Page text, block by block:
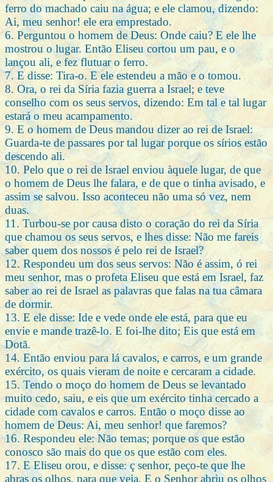
ferro do machado caiu na água; e ele clamou, dizendo:
Ai, meu senhor! ele era emprestado.
6. Perguntou o homem de Deus: Onde caiu? E ele lhe
mostrou o lugar. Então Eliseu cortou um pau, e o
lançou ali, e fez flutuar o ferro.
7. E disse: Tira-o. E ele estendeu a mão e o tomou.
8. Ora, o rei da Síria fazia guerra a Israel; e teve
conselho com os seus servos, dizendo: Em tal e tal lugar
estará o meu acampamento.
9. E o homem de Deus mandou dizer ao rei de Israel:
Guarda-te de passares por tal lugar porque os sírios estão
descendo ali.
10. Pelo que o rei de Israel enviou àquele lugar, de que
o homem de Deus lhe falara, e de que o tinha avisado, e
assim se salvou. Isso aconteceu não uma só vez, nem
duas.
11. Turbou-se por causa disto o coração do rei da Síria
que chamou os seus servos, e lhes disse: Não me fareis
saber quem dos nossos é pelo rei de Israel?
12. Respondeu um dos seus servos: Não é assim, ó rei
meu senhor, mas o profeta Eliseu que está em Israel, faz
saber ao rei de Israel as palavras que falas na tua câmara
de dormir.
13. E ele disse: Ide e vede onde ele está, para que eu
envie e mande trazê-lo. E foi-lhe dito; Eis que está em
Dotã.
14. Então enviou para lá cavalos, e carros, e um grande
exército, os quais vieram de noite e cercaram a cidade.
15. Tendo o moço do homem de Deus se levantado
muito cedo, saiu, e eis que um exército tinha cercado a
cidade com cavalos e carros. Então o moço disse ao
homem de Deus: Ai, meu senhor! que faremos?
16. Respondeu ele: Não temas; porque os que estão
conosco são mais do que os que estão com eles.
17. E Eliseu orou, e disse: ç senhor, peço-te que lhe
abras os olhos, para que veja. E o Senhor abriu os olhos